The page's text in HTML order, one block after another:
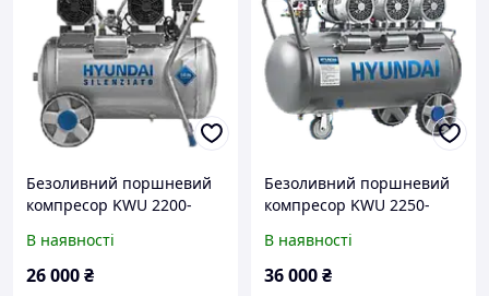
Безоливний поршневий
компресор KWU 2200-
В наявності
26 000₴
Безоливний поршневий
компресор KWU 2250-
В наявності
36 000₴